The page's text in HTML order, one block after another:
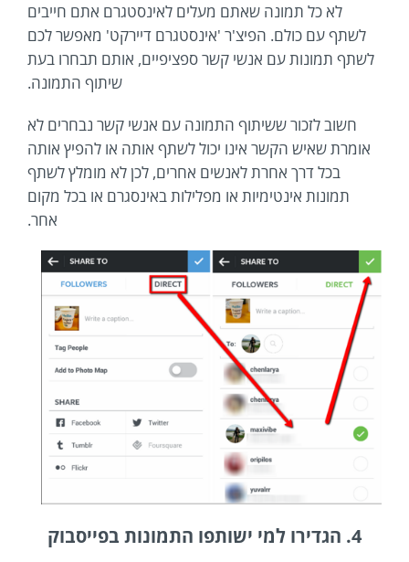
לא כל תמונה שאתם מעלים לאינסטגרם אתם חייבים
לשתף עם כולם. הפיצ'ר 'אינסטגרם דיירקט' מאפשר לכם
לשתף תמונות עם אנשי קשר ספציפיים, אותם תבחרו בעת
שיתוף התמונה.
חשוב לזכור ששיתוף התמונה עם אנשי קשר נבחרים לא
אומרת שאיש הקשר אינו יכול לשתף אותה או להפיץ אותה
בכל דרך אחרת לאנשים אחרים, לכן לא מומלץ לשתף
תמונות אינטימיות או מפלילות באינסגרם או בכל מקום
אחר.
4. הגדירו למי ישותפו התמונות בפייסבוק